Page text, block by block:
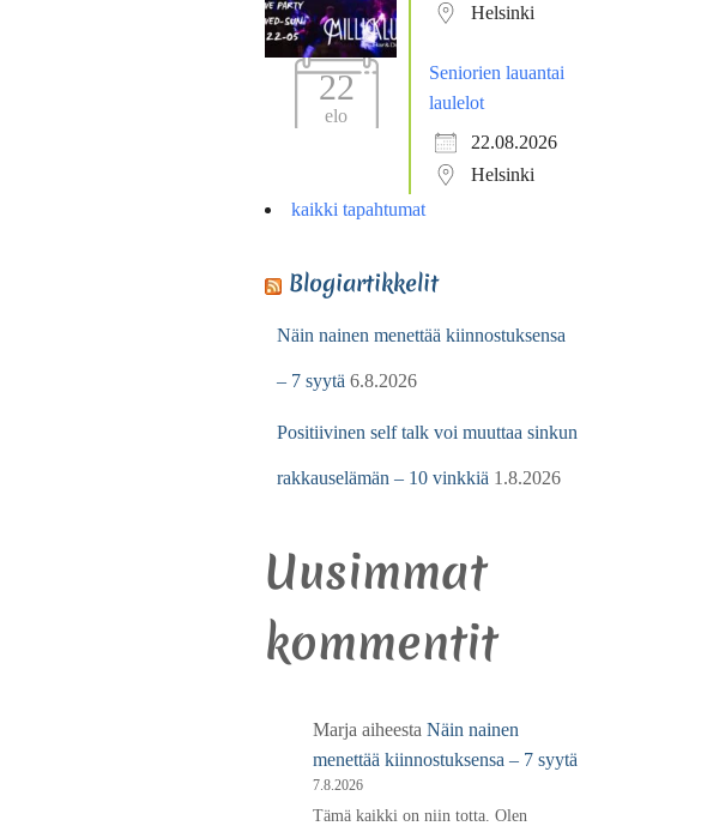
Helsinki
22
elo
Seniorien lauantai
laulelot
22.08.2026
Helsinki
kaikki tapahtumat
Blogiartikkelit
Näin nainen menettää kiinnostuksensa
– 7 syytä 6.8.2026
Positiivinen self talk voi muuttaa sinkun
rakkauselämän – 10 vinkkiä 1.8.2026
Uusimmat
kommentit
Marja aiheesta Näin nainen
menettää kiinnostuksensa – 7 syytä
7.8.2026
Tämä kaikki on niin totta. Olen